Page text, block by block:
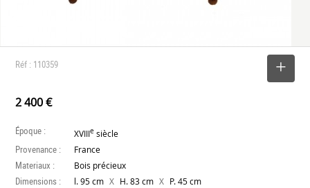
Réf : 110359
2 400 €
Époque : XVIIIe siècle
Provenance : France
Materiaux : Bois précieux
Dimensions : l. 95 cm X H. 83 cm X P. 45 cm